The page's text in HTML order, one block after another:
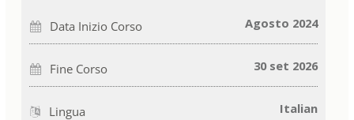
a
questo
corsoiscritto
informare
che
sei
questo
corso
Data Inizio Corso Agosto 2024
Fine Corso 30 set 2026
Lingua Italian